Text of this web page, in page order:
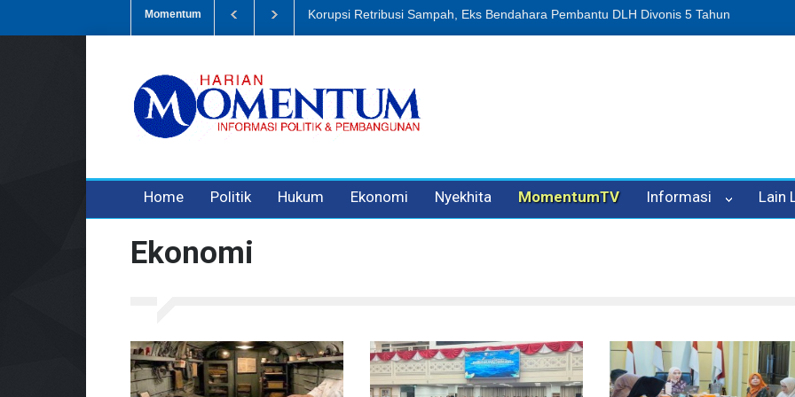
Momentum Dugaan Penipuan Oleh Oknum Kadis, Kuasa Hukum Pelapor Desak Polisi Tetapkan P-
Home Politik Hukum Ekonomi Nyekhita MomentumTV Informasi Lain
Ekonomi